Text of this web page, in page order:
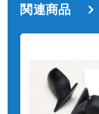
関連商品